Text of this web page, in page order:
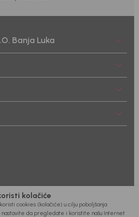
Banja Luka
kolačiće
cookies (kolačiće) u cilju poboljšanja
nastavite da pregledate i koristite našu Internet